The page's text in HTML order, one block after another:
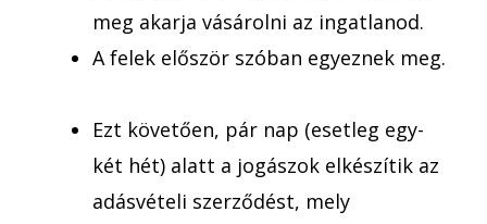
meg akarja vásárolni az ingatlanod.
A felek először szóban egyeznek meg.
Ezt követően, pár nap (esetleg egy-
két hét) alatt a jogászok elkészítik az
adásvételi szerződést, mely